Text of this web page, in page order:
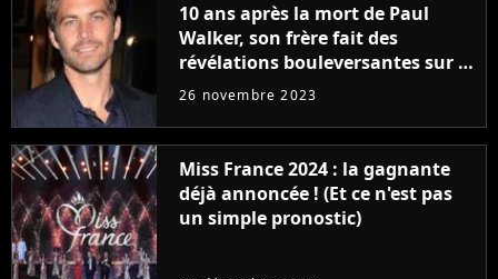
10 ans après la mort de Paul
Walker, son frère fait des
révélations bouleversantes sur la
réaction des acteurs de Fast and
26 novembre 2023
Miss France 2024 : la gagnante
déjà annoncée ! (Et ce n'est pas
un simple pronostic)